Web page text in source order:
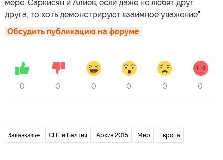
мере, Саркисян и Алиев, если даже не любят друг
друга, то хоть демонстрируют взаимное уважение".
Обсудить публикацию на форуме
0 0 0 0 0 0
Закавказье СНГ и Балтия Архив 2015 Мир Европа